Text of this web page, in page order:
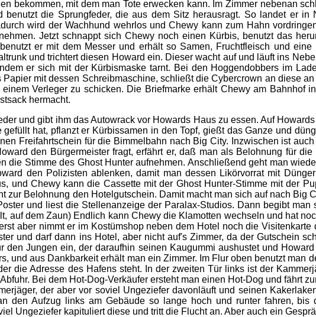
bekommen, mit dem man Tote erwecken kann. Im Zimmer nebenan
die Sprungfeder, die aus dem Sitz herausragt. So landet er
wird der Wachhund wehrlos und Chewy kann zum Hahn
Jetzt schnappt sich Chewy noch einen Kürbis, benutzt das
er mit dem Messer und erhält so Samen, Fruchtfleisch und
und trichtert diesen Howard ein. Dieser wacht auf und läuft ins
er sich mit der Kürbismaske tarnt. Bei den Hoggendobbers im
mit dessen Schreibmaschine, schließt die Cybercrown an diese
Verleger zu schicken. Die Briefmarke erhält Chewy am Bahnhof
hermacht.
und gibt ihm das Autowrack vor Howards Haus zu essen. Auf
hat, pflanzt er Kürbissamen in den Topf, gießt das Ganze und
Freifahrtschein für die Bimmelbahn nach Big City. Inzwischen ist
den Bürgermeister fragt, erfährt er, daß man als Belohnung für
die Stimme des Ghost Hunter aufnehmen. Anschließend geht man
den Polizisten ablenken, damit man dessen Likörvorrat mit
und Chewy kann die Cassette mit der Ghost Hunter-Stimme mit der
zur Belohnung den Hotelgutschein. Damit macht man sich auf nach Big
und liest die Stellenanzeige der Paralax-Studios. Dann begibt
auf dem Zaun) Endlich kann Chewy die Klamotten wechseln und hat
aber nimmt er im Kostümshop neben dem Hotel noch die
und darf dann ins Hotel, aber nicht auf's Zimmer, da der Gutschein
den Jungen ein, der daraufhin seinen Kaugummi aushustet und
und aus Dankbarkeit erhält man ein Zimmer. Im Flur oben benutzt
die Adresse des Hafens steht. In der zweiten Tür links ist der
Bei dem Hot-Dog-Verkäufer ersteht man einen Hot-Dog und fährt
der aber vor soviel Ungeziefer davonläuft und seinen
den Aufzug links am Gebäude so lange hoch und runter fahren,
Ungeziefer kapituliert diese und tritt die Flucht an. Aber auch ein